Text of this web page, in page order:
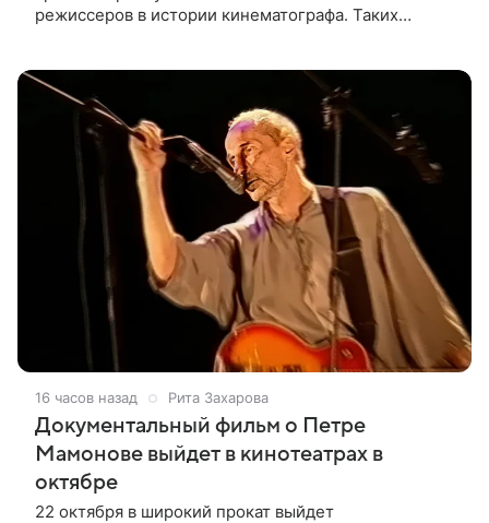
режиссеров в истории кинематографа. Таких
16 часов назад Рита Захарова
Документальный фильм о Петре
Мамонове выйдет в кинотеатрах в
октябре
22 октября в широкий прокат выйдет